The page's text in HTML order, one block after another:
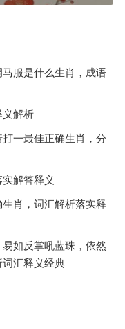
服是什么生肖，成语
义解析
一最佳正确生肖，分
解答释义
肖，词汇解析落实释
如反掌吼蓝珠，依然
汇释义经典